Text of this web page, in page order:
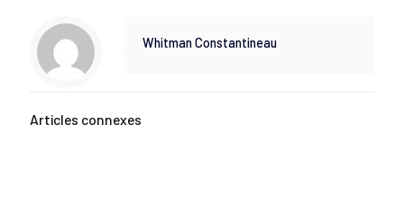
Whitman Constantineau
Articles connexes